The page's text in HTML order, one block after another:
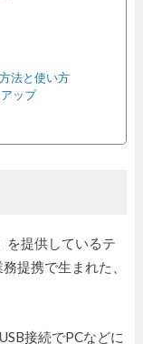
法と使い方
ップ
を提供しているテ
提携で生まれた、
接続でPCなどに